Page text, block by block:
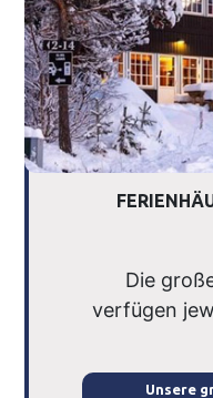
Die
verfügen
Unsere